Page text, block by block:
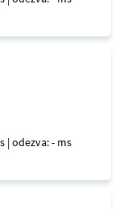
| odezva: - ms